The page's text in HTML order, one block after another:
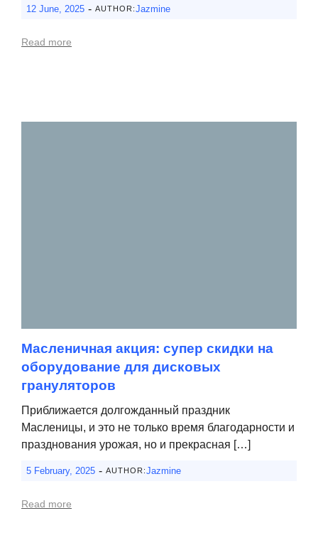
12 June, 2025 - AUTHOR:Jazmine
Read more
Масленичная акция: супер скидки на
оборудование для дисковых
грануляторов
Приближается долгожданный праздник
Масленицы, и это не только время благодарности и
празднования урожая, но и прекрасная […]
5 February, 2025 - AUTHOR:Jazmine
Read more